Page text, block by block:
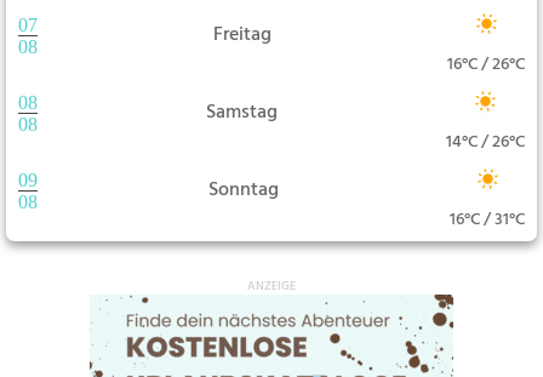
07
08
Freitag
16°C / 26°C
08
08
Samstag
14°C / 26°C
09
08
Sonntag
16°C / 31°C